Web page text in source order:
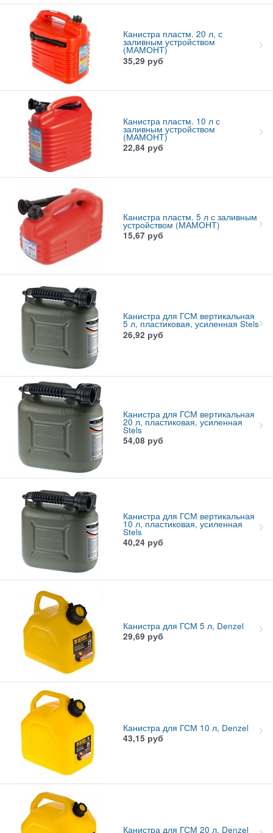
Канистра пластм. 20 л, с
заливным устройством
(МАМОНТ)
35,29 руб
Канистра пластм. 10 л с
заливным устройством
(МАМОНТ)
22,84 руб
Канистра пластм. 5 л с заливным
устройством (МАМОНТ)
15,67 руб
Канистра для ГСМ вертикальная
5 л, пластиковая, усиленная Stels
26,92 руб
Канистра для ГСМ вертикальная
20 л, пластиковая, усиленная
Stels
54,08 руб
Канистра для ГСМ вертикальная
10 л, пластиковая, усиленная
Stels
40,24 руб
Канистра для ГСМ 5 л, Denzel
29,69 руб
Канистра для ГСМ 10 л, Denzel
43,15 руб
Канистра для ГСМ 20 л, Denzel